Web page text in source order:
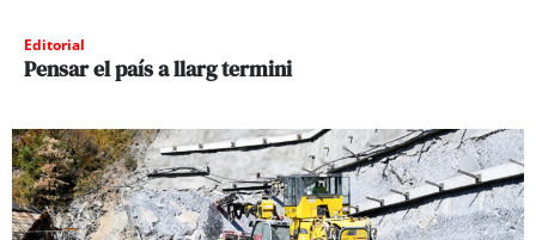
Editorial
Pensar el país a llarg termini